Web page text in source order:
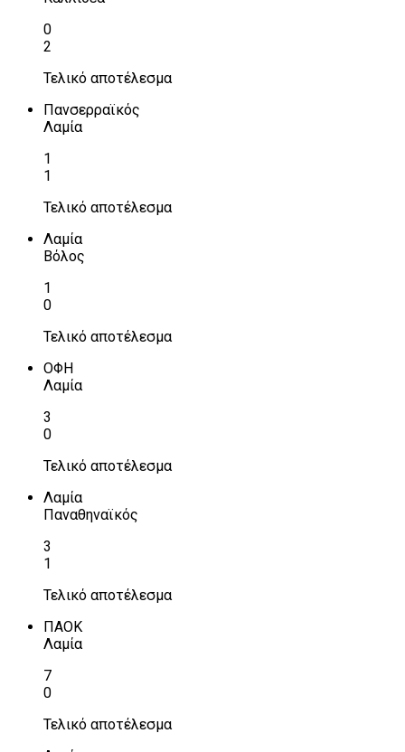
0
2
Τελικό αποτέλεσμα
Πανσερραϊκός
Λαμία
1
1
Τελικό αποτέλεσμα
Λαμία
Βόλος
1
0
Τελικό αποτέλεσμα
ΟΦΗ
Λαμία
3
0
Τελικό αποτέλεσμα
Λαμία
Παναθηναϊκός
3
1
Τελικό αποτέλεσμα
ΠΑΟΚ
Λαμία
7
0
Τελικό αποτέλεσμα